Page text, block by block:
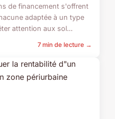
de financement s'offrent
adaptée à un type
attention aux sol...
7 min de lecture →